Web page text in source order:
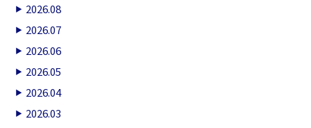
2026.08
2026.07
2026.06
2026.05
2026.04
2026.03